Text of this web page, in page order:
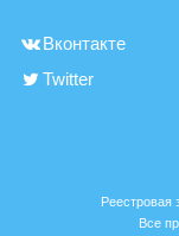
Вконтакте
Twitter
Реестровая
Все